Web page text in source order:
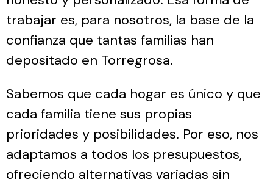
trabajar es, para nosotros, la base de la
confianza que tantas familias han
depositado en Torregrosa.
Sabemos que cada hogar es único y que
cada familia tiene sus propias
prioridades y posibilidades. Por eso, nos
adaptamos a todos los presupuestos,
ofreciendo alternativas variadas sin